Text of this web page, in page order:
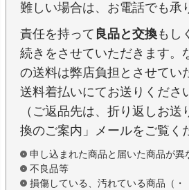
難しい場合は、お電話でも承
責任を持って 良品と交換もし
続きをさせていただきます。
の送料は弊店負担とさせてい
送料着払いにてお送りくださ
（ご返品先は、折り返しお送
換のご案内」メールをご覧く
申し込まれた商品と届いた商品が異
不良品等
損傷している、汚れている商品（・